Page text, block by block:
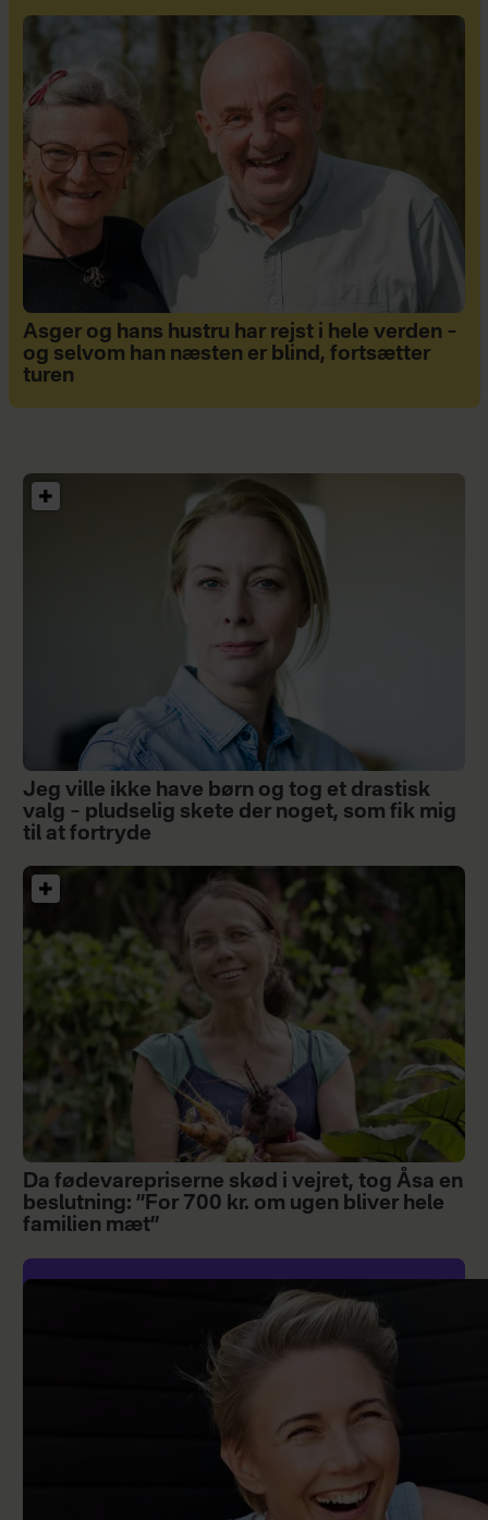
Asger og hans hustru har rejst i hele verden –
og selvom han næsten er blind, fortsætter
turen
Jeg ville ikke have børn og tog et drastisk
valg – pludselig skete der noget, som fik mig
til at fortryde
Da fødevarepriserne skød i vejret, tog Åsa en
beslutning: ”For 700 kr. om ugen bliver hele
familien mæt”